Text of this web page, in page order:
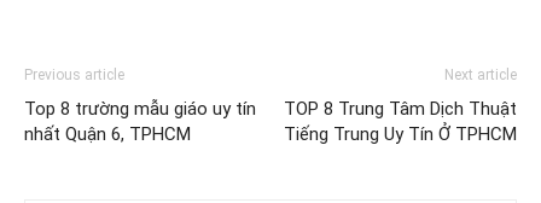
Previous article
Top 8 trường mẫu giáo uy tín
nhất Quận 6, TPHCM
Next article
TOP 8 Trung Tâm Dịch Thuật
Tiếng Trung Uy Tín Ở TPHCM